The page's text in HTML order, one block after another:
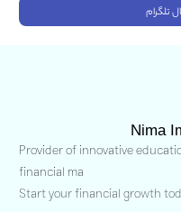
تلگرام
Nima
Provider of innovative
financial ma
Start your financial growth